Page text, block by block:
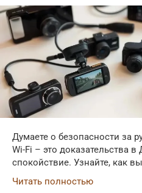
Думаете о безопасности за
Wi-Fi – это доказательства
спокойствие. Узнайте, как
Читать полностью